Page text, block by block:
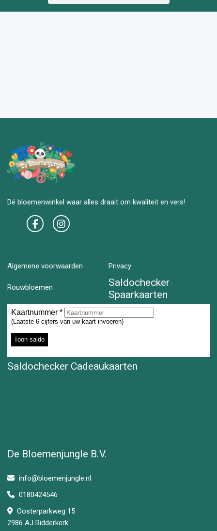
Dé bloemenwinkel waar alles draait om kwaliteit en vers!
Algemene voorwaarden Privacy
Rouwbloemen
Saldochecker
Spaarkaarten
Saldochecker Cadeaukaarten
De Bloemenjungle B.V.
info@bloemenjungle.nl
0180424546
Oosterparkweg 15
2986 AJ Ridderkerk